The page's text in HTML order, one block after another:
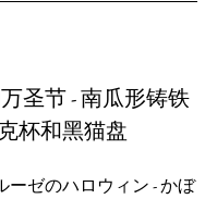
万圣节 - 南瓜形铸铁
杯和黑猫盘
ーゼのハロウィン - かぼ